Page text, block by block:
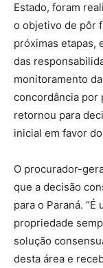
Estado, foram
o objetivo de pôr
próximas etapas,
das
monitoramento
concordância por
retornou para
inicial em favor
O procurador-
que a decisão
para o Paraná.
propriedade
solução
desta área e